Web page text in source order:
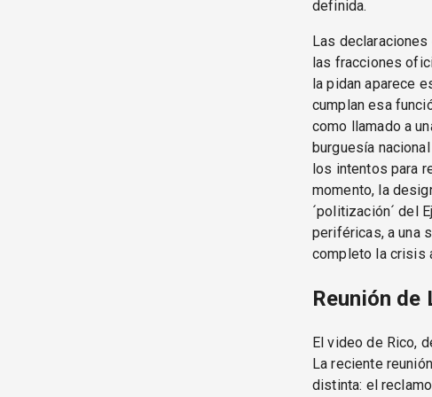
definida.
Las
las fracciones
la pidan aparece
cumplan esa
como llamado a
burguesía
los intentos para
momento, la
´politización´ del
periféricas, a una
completo la crisis
Reunión de
El video de Rico,
La reciente
distinta: el